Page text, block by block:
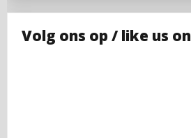
Volg ons op / like us